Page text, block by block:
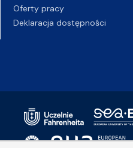
Oferty pracy
Deklaracja dostępności